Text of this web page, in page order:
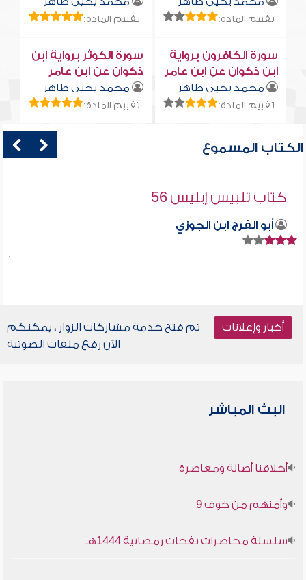
تقييم المادة: تقييم المادة:
سورة الكافرون برواية
ابن ذكوان عن ابن عامر
محمد يحيى طاهر
تقييم المادة:
سورة الكوثر برواية ابن
ذكوان عن ابن عامر
محمد يحيى طاهر
تقييم المادة:
الكتاب المسموع
كتاب تلبيس إبليس 56
أبو الفرج ابن الجوزي
أخبار وإعلانات
تم فتح خدمة مشاركات الزوار ، يمكنكم
الآن رفع ملفات الصوتية
البث المباشر
أخلاقنا أصالة ومعاصرة
وأمنهم من خوف 9
سلسلة محاضرات نفحات رمضانية 1444هـ